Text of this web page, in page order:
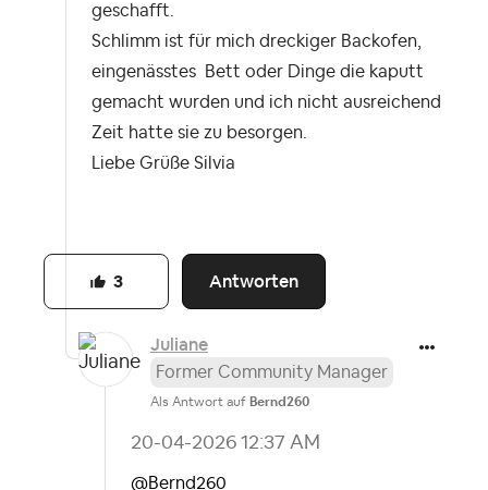
geschafft.
Schlimm ist für mich dreckiger Backofen,
eingenässtes Bett oder Dinge die kaputt
gemacht wurden und ich nicht ausreichend
Zeit hatte sie zu besorgen.
Liebe Grüße Silvia
Antworten
3
Juliane
Former Community Manager
Als Antwort auf Bernd260
‎20-04-2026 12:37 AM
@Bernd260